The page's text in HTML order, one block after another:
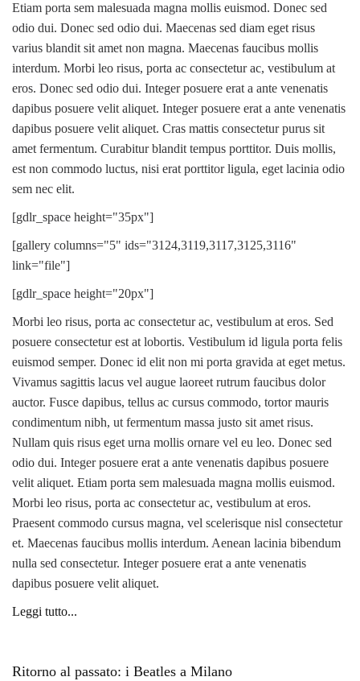
Etiam porta sem malesuada magna mollis euismod. Donec sed
odio dui. Donec sed odio dui. Maecenas sed diam eget risus
varius blandit sit amet non magna. Maecenas faucibus mollis
interdum. Morbi leo risus, porta ac consectetur ac, vestibulum at
eros. Donec sed odio dui. Integer posuere erat a ante venenatis
dapibus posuere velit aliquet. Integer posuere erat a ante venenatis
dapibus posuere velit aliquet. Cras mattis consectetur purus sit
amet fermentum. Curabitur blandit tempus porttitor. Duis mollis,
est non commodo luctus, nisi erat porttitor ligula, eget lacinia odio
sem nec elit.
[gdlr_space height="35px"]
[gallery columns="5" ids="3124,3119,3117,3125,3116"
link="file"]
[gdlr_space height="20px"]
Morbi leo risus, porta ac consectetur ac, vestibulum at eros. Sed
posuere consectetur est at lobortis. Vestibulum id ligula porta felis
euismod semper. Donec id elit non mi porta gravida at eget metus.
Vivamus sagittis lacus vel augue laoreet rutrum faucibus dolor
auctor. Fusce dapibus, tellus ac cursus commodo, tortor mauris
condimentum nibh, ut fermentum massa justo sit amet risus.
Nullam quis risus eget urna mollis ornare vel eu leo. Donec sed
odio dui. Integer posuere erat a ante venenatis dapibus posuere
velit aliquet. Etiam porta sem malesuada magna mollis euismod.
Morbi leo risus, porta ac consectetur ac, vestibulum at eros.
Praesent commodo cursus magna, vel scelerisque nisl consectetur
et. Maecenas faucibus mollis interdum. Aenean lacinia bibendum
nulla sed consectetur. Integer posuere erat a ante venenatis
dapibus posuere velit aliquet.
Leggi tutto...
Ritorno al passato: i Beatles a Milano